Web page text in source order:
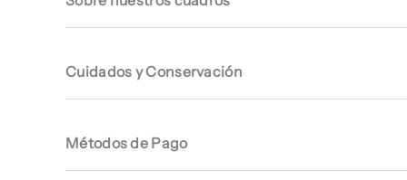
Cuidados y Conservación
Métodos de Pago